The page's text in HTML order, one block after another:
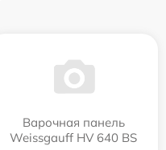
Варочная панель
Weissgauff HV 640 BS